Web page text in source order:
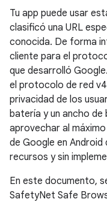
Tu app puede usar
clasificó una URL
conocida. De forma
cliente para el
que desarrolló
el protocolo de red
privacidad de los
batería y un ancho de
aprovechar al
de Google en Android
recursos y sin
En este documento,
SafetyNet Safe